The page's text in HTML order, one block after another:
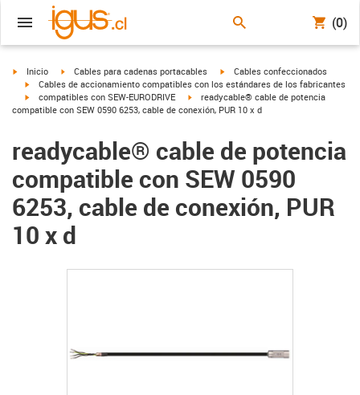
(0)
igus-icon-arrow-right
Inicio igus-icon-arrow-right
Cables para cadenas portacables igus-icon-arrow-right
Cables confeccionados
igus-icon-arrow-right
Cables de accionamiento compatibles con los estándares de los fabricantes
igus-icon-arrow-right
compatibles con SEW-EURODRIVE igus-icon-arrow-right
readycable® cable de potencia
compatible con SEW 0590 6253, cable de conexión, PUR 10 x d
readycable® cable de potencia
compatible con SEW 0590
6253, cable de conexión, PUR
10 x d